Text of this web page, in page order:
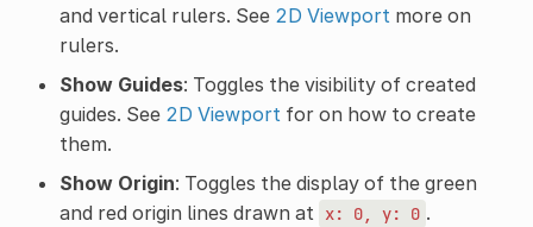
and vertical rulers. See 2D Viewportmore on
rulers.
Show Guides: Toggles the visibility of created
guides. See 2D Viewportfor on how to create
them.
Show Origin: Toggles the display of the green
and red origin lines drawn at x: 0, y: 0 .